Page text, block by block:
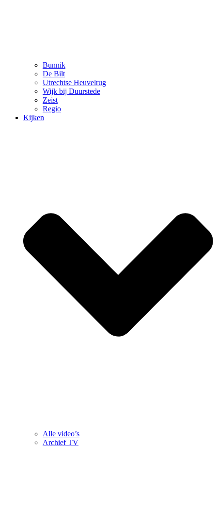
Bunnik
De Bilt
Utrechtse Heuvelrug
Wijk bij Duurstede
Zeist
Regio
Kijken
Alle video’s
Archief TV